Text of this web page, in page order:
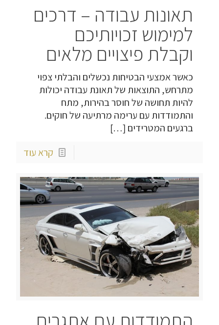
תאונות עבודה – דרכים
למימוש זכויותיכם
וקבלת פיצויים מלאים
כאשר אמצעי הבטיחות נכשלים והבלתי צפוי
מתרחש, התוצאות של תאונת עבודה יכולות
להיות תחושה של חוסר בהירות, מתח
והתמודדות עם ערימה מרתיעה של חוקים.
ברגעים המטרידים […]
קרא עוד